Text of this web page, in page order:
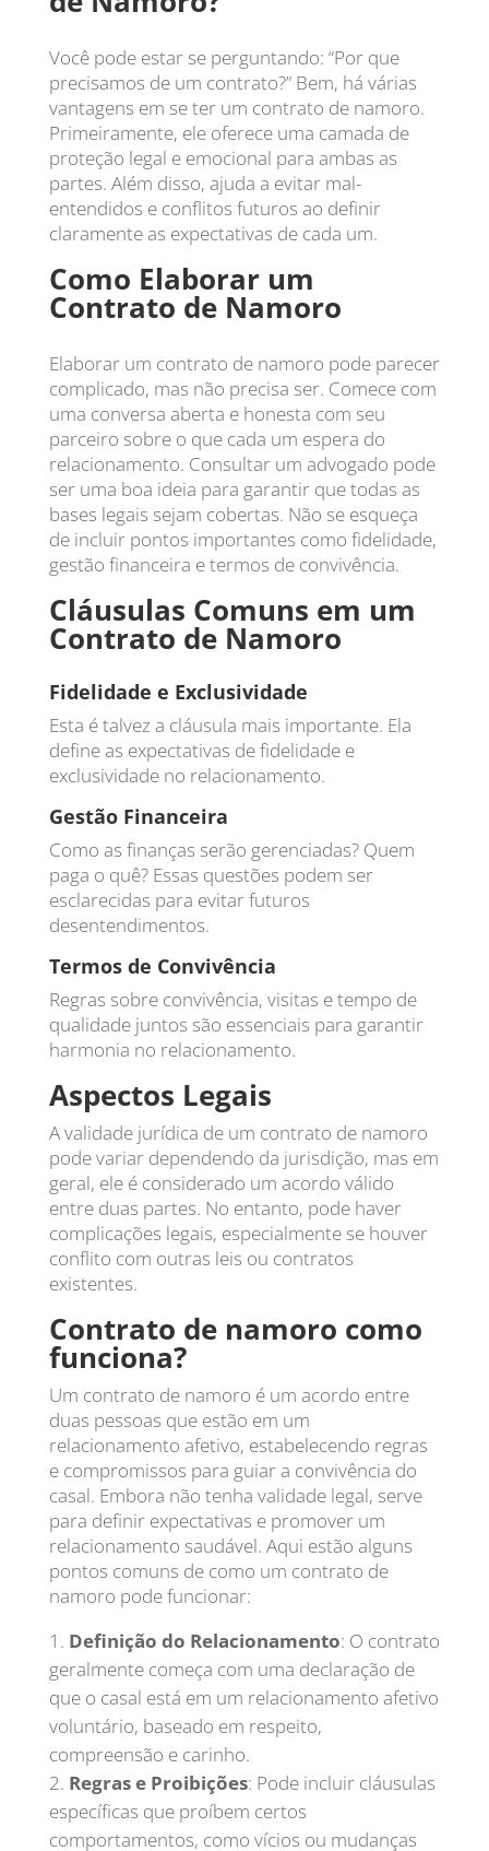
Você pode estar se perguntando: “Por que
precisamos de um contrato?” Bem, há várias
vantagens em se ter um contrato de namoro.
Primeiramente, ele oferece uma camada de
proteção legal e emocional para ambas as
partes. Além disso, ajuda a evitar mal-
entendidos e conflitos futuros ao definir
claramente as expectativas de cada um.
Como Elaborar um
Contrato de Namoro
Elaborar um contrato de namoro pode parecer
complicado, mas não precisa ser. Comece com
uma conversa aberta e honesta com seu
parceiro sobre o que cada um espera do
relacionamento. Consultar um advogado pode
ser uma boa ideia para garantir que todas as
bases legais sejam cobertas. Não se esqueça
de incluir pontos importantes como fidelidade,
gestão financeira e termos de convivência.
Cláusulas Comuns em um
Contrato de Namoro
Fidelidade e Exclusividade
Esta é talvez a cláusula mais importante. Ela
define as expectativas de fidelidade e
exclusividade no relacionamento.
Gestão Financeira
Como as finanças serão gerenciadas? Quem
paga o quê? Essas questões podem ser
esclarecidas para evitar futuros
desentendimentos.
Termos de Convivência
Regras sobre convivência, visitas e tempo de
qualidade juntos são essenciais para garantir
harmonia no relacionamento.
Aspectos Legais
A validade jurídica de um contrato de namoro
pode variar dependendo da jurisdição, mas em
geral, ele é considerado um acordo válido
entre duas partes. No entanto, pode haver
complicações legais, especialmente se houver
conflito com outras leis ou contratos
existentes.
Contrato de namoro como
funciona?
Um contrato de namoro é um acordo entre
duas pessoas que estão em um
relacionamento afetivo, estabelecendo regras
e compromissos para guiar a convivência do
casal. Embora não tenha validade legal, serve
para definir expectativas e promover um
relacionamento saudável. Aqui estão alguns
pontos comuns de como um contrato de
namoro pode funcionar:
Definição do Relacionamento: O contrato
geralmente começa com uma declaração de
que o casal está em um relacionamento afetivo
voluntário, baseado em respeito,
compreensão e carinho.
Regras e Proibições: Pode incluir cláusulas
específicas que proíbem certos
comportamentos, como vícios ou mudanças